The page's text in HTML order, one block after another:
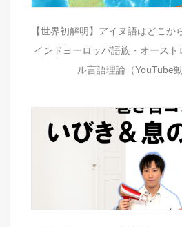
【世界初解明】アイヌ語はどこ
インドヨーロッパ語族・オース
ル言語理論（YouTube